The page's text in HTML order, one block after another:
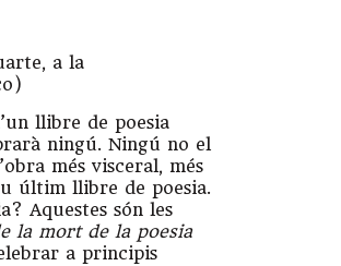
a la
llibre de poesia
ningú. Ningú no el
més visceral, més
últim llibre de poesia.
Aquestes són les
la mort de la poesia
a principis